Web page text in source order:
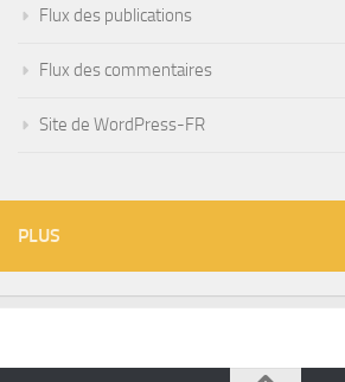
Flux des publications
Flux des commentaires
Site de WordPress-FR
PLUS